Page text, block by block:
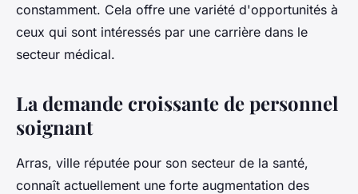
constamment. Cela offre une variété d'opportunités à
ceux qui sont intéressés par une carrière dans le
secteur médical.
La demande croissante de personnel
soignant
Arras, ville réputée pour son secteur de la santé,
connaît actuellement une forte augmentation des